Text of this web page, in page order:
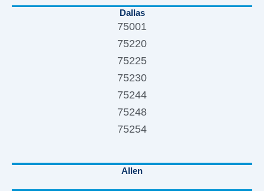
Dallas
75001
75220
75225
75230
75244
75248
75254
Allen